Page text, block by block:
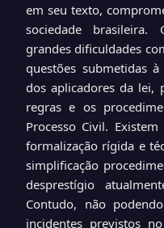
em seu texto,
sociedade brasileira.
grandes dificuldades
questões submetidas
dos aplicadores da lei,
regras e os
Processo Civil.
formalização rígida e
simplificação
desprestígio
Contudo, não
incidentes previstos